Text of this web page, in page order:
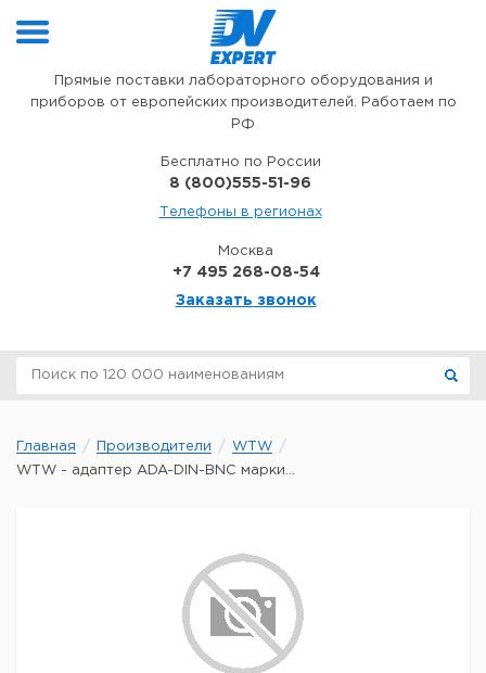
Прямые поставки лабораторного оборудования и
приборов от европейских производителей. Работаем по
РФ
Бесплатно по России
8 (800)555-51-96
Телефоны в регионах
Москва
+7 495 268-08-54
Заказать звонок
Главная Производители
WTW
WTW - адаптер ADA-DIN-BNC марки...